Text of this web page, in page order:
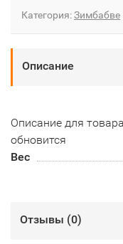
Категория:Зимбабве
Описание
Описание для товара
обновится
Вес
Отзывы (0)